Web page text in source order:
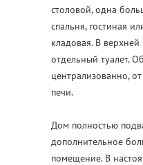
столовой, одна
спальня, гостиная
кладовая. В верхней
отдельный туалет.
централизованно,
печи.
Дом полностью
дополнительное
помещение. В